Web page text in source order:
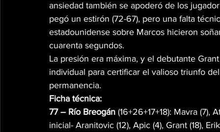
ansiedad también se apoderó de los
pegó un estirón (72-67), pero una falta
estadounidense sobre Marcos hicieron
cuarenta segundos.
La presión era máxima, y el debutante
individual para certificar el valioso triunfo
permanencia.
Ficha técnica:
77 – Río Breogán (16+26+17+18): Mavra (7),
inicial- Aranitovic (12), Apic (4), Grant (18),